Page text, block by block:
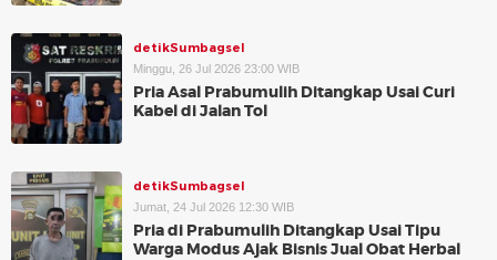
detikSumbagsel
Minggu, 26 Jul 2026 23:00 WIB
Pria Asal Prabumulih Ditangkap Usai Curi
Kabel di Jalan Tol
detikSumbagsel
Jumat, 24 Jul 2026 12:30 WIB
Pria di Prabumulih Ditangkap Usai Tipu
Warga Modus Ajak Bisnis Jual Obat Herbal